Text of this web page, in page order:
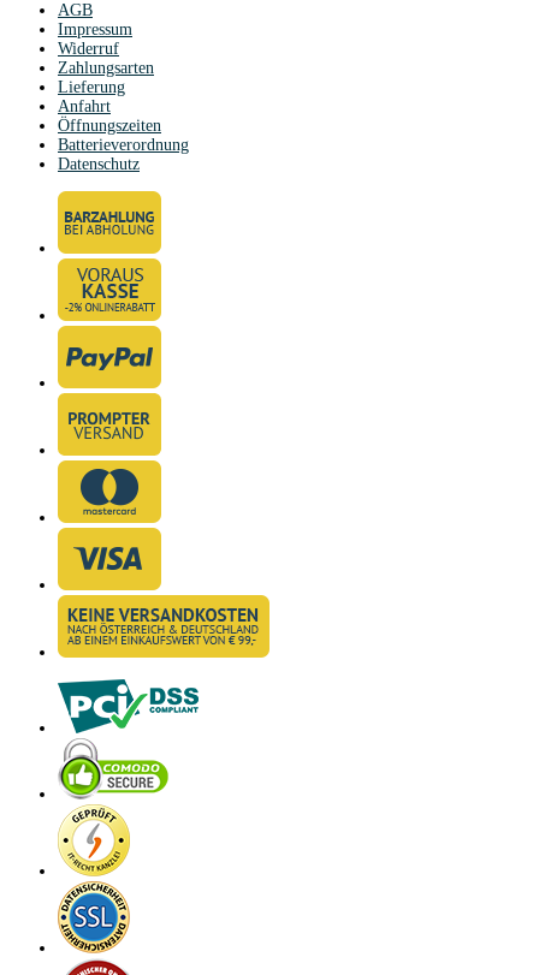
AGB
Impressum
Widerruf
Zahlungsarten
Lieferung
Anfahrt
Öffnungszeiten
Batterieverordnung
Datenschutz